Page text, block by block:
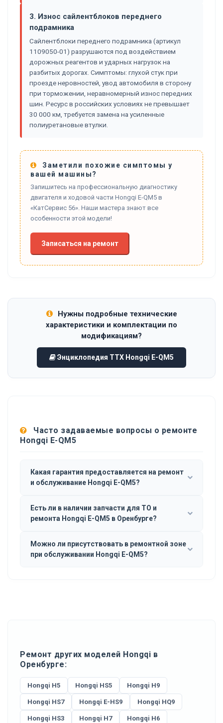
3. Износ сайлентблоков переднего
подрамника
Сайлентблоки переднего подрамника (артикул
1109050-01) разрушаются под воздействием
дорожных реагентов и ударных нагрузок на
разбитых дорогах. Симптомы: глухой стук при
проезде неровностей, увод автомобиля в сторону
при торможении, неравномерный износ передних
шин. Ресурс в российских условиях не превышает
30 000 км, требуется замена на усиленные
полиуретановые втулки.
Заметили похожие симптомы у
вашей машины?
Запишитесь на профессиональную диагностику
двигателя и ходовой части Hongqi E-QM5 в
«КатСервис 56». Наши мастера знают все
особенности этой модели!
Записаться на ремонт
Нужны подробные технические
характеристики и комплектации по
модификациям?
Энциклопедия ТТХ Hongqi E-QM5
Часто задаваемые вопросы о ремонте
Hongqi E-QM5
Какая гарантия предоставляется на ремонт
и обслуживание Hongqi E-QM5?
Есть ли в наличии запчасти для ТО и
ремонта Hongqi E-QM5 в Оренбурге?
Можно ли присутствовать в ремонтной зоне
при обслуживании Hongqi E-QM5?
Ремонт других моделей Hongqi в
Оренбурге:
Hongqi H5 Hongqi HS5 Hongqi H9
Hongqi HS7 Hongqi E-HS9 Hongqi HQ9
Hongqi HS3 Hongqi H7 Hongqi H6